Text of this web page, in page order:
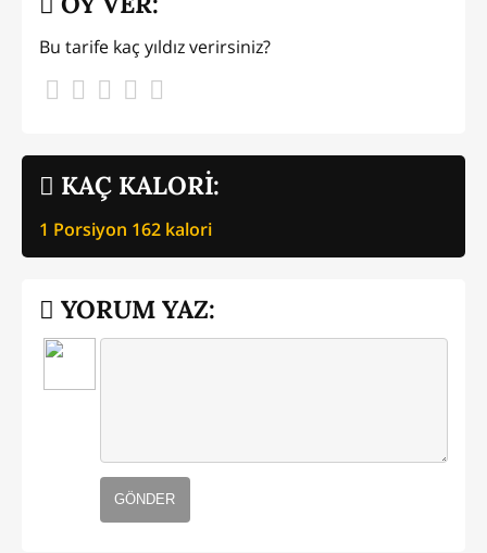
KAÇ KALORİ:
1 Porsiyon 162 kalori
Bu tarife kaç yıldız verirsiniz?
YORUM YAZ:
GÖNDER